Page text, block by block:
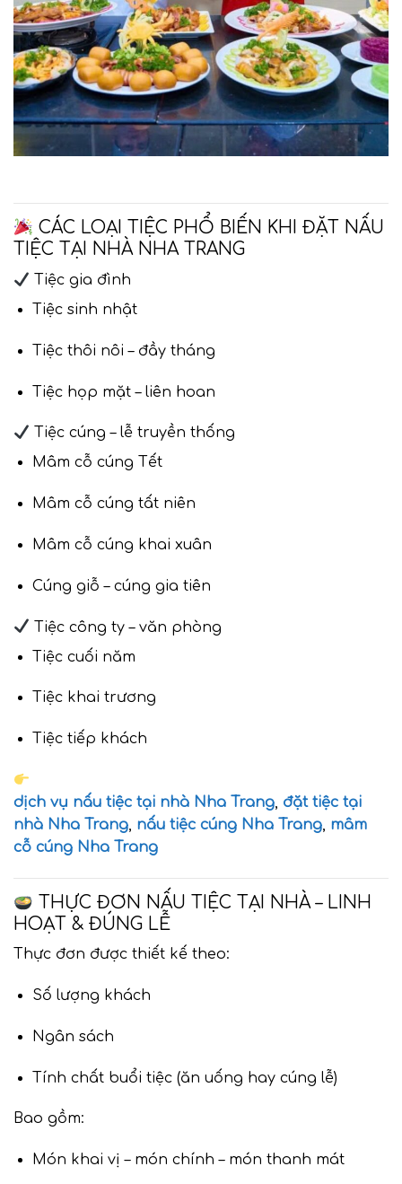
CÁC LOẠI TIỆC PHỔ BIẾN KHI ĐẶT NẤU
TIỆC TẠI NHÀ NHA TRANG
Tiệc gia đình
Tiệc sinh nhật
Tiệc thôi nôi – đầy tháng
Tiệc họp mặt – liên hoan
Tiệc cúng – lễ truyền thống
Mâm cỗ cúng Tết
Mâm cỗ cúng tất niên
Mâm cỗ cúng khai xuân
Cúng giỗ – cúng gia tiên
Tiệc công ty – văn phòng
Tiệc cuối năm
Tiệc khai trương
Tiệc tiếp khách
dịch vụ nấu tiệc tại nhà Nha Trang, đặt tiệc tại
nhà Nha Trang, nấu tiệc cúng Nha Trang, mâm
cỗ cúng Nha Trang
THỰC ĐƠN NẤU TIỆC TẠI NHÀ – LINH
HOẠT & ĐÚNG LỄ
Thực đơn được thiết kế theo:
Số lượng khách
Ngân sách
Tính chất buổi tiệc (ăn uống hay cúng lễ)
Bao gồm:
Món khai vị – món chính – món thanh mát